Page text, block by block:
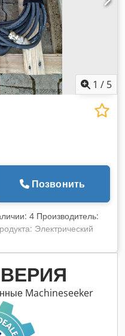
1 / 5
Позвонить
4 Производитель:
Электрический
Dcsdpfozhnzcox Anvek
шуруповерт
серийная
Подходит для:
линий Промышленное
Machineseeker